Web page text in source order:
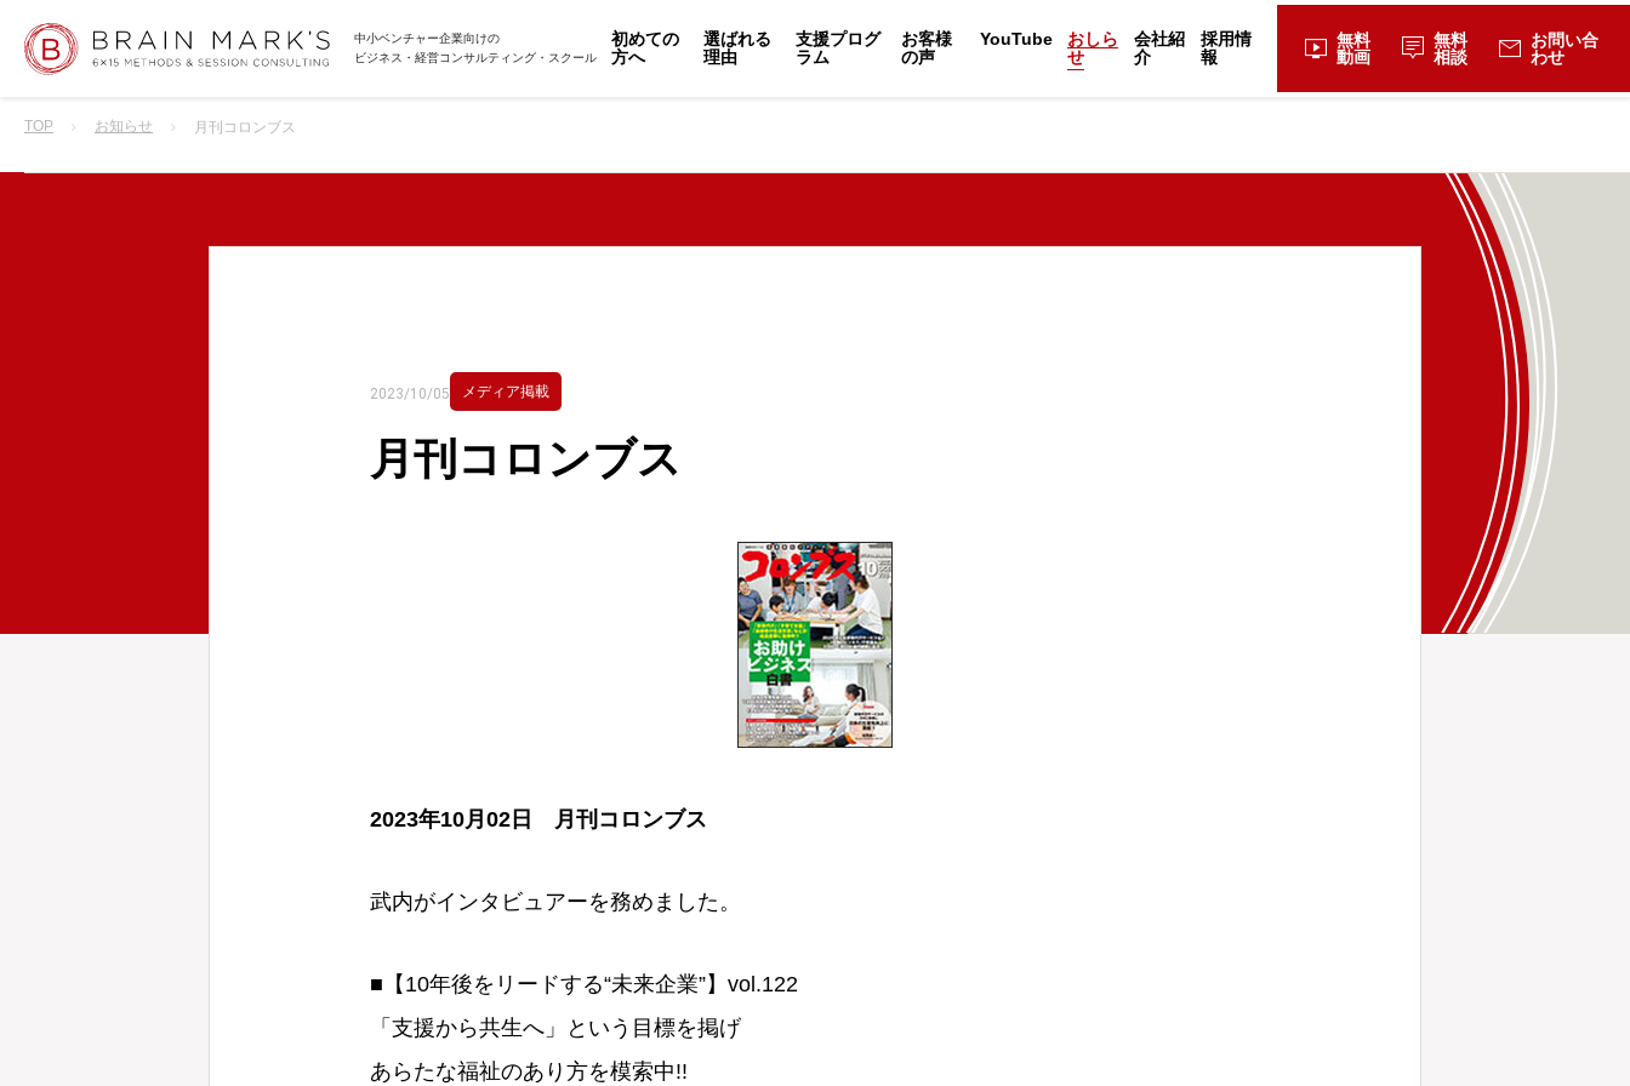
中小ベンチャー企業向けの
ビジネス・経営コンサルティング・スクール
初めての
方へ
選ばれる
理由
支援プログ
ラム
お客様
の声
YouTube おしら
せ
会社紹
介
採用情
報 live_tv 無料
動画
tooltip_2 無料
相談
mail お問い合
わせ
TOP お知らせ 月刊コロンブス
2023/10/05 メディア掲載
月刊コロンブス
2023年10月02日 月刊コロンブス
武内がインタビュアーを務めました。
■【10年後をリードする“未来企業”】vol.122
「支援から共生へ」という目標を掲げ
あらたな福祉のあり方を模索中!!